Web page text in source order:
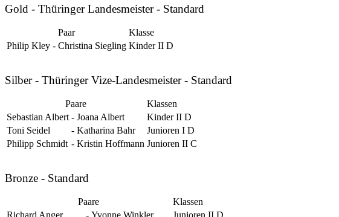
Gold - Thüringer Landesmeister - Standard
Paar
Klasse
Philip Kley - Christina Siegling Kinder II D
Silber - Thüringer Vize-Landesmeister - Standard
Paare
Klassen
Sebastian Albert - Joana Albert
Kinder II D
Toni Seidel
- Katharina Bahr
Junioren I D
Philipp Schmidt - Kristin Hoffmann Junioren II C
Bronze - Standard
Paare
Klassen